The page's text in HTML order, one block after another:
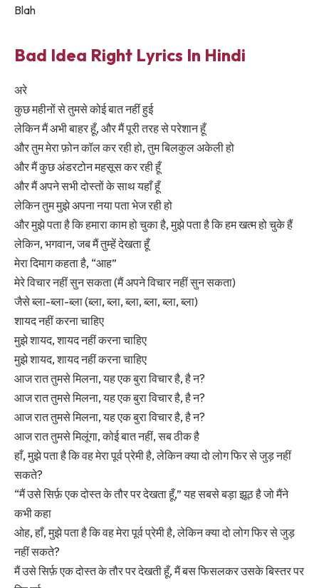
Blah
Bad Idea Right Lyrics In Hindi
अरे
कुछ महीनों से तुमसे कोई बात नहीं हुई
लेकिन मैं अभी बाहर हूँ, और मैं पूरी तरह से परेशान हूँ
और तुम मेरा फ़ोन कॉल कर रही हो, तुम बिलकुल अकेली हो
और मैं कुछ अंडरटोन महसूस कर रही हूँ
और मैं अपने सभी दोस्तों के साथ यहाँ हूँ
लेकिन तुम मुझे अपना नया पता भेज रही हो
और मुझे पता है कि हमारा काम हो चुका है, मुझे पता है कि हम खत्म हो चुके हैं
लेकिन, भगवान, जब मैं तुम्हें देखता हूँ
मेरा दिमाग कहता है, “आह”
मेरे विचार नहीं सुन सकता (मैं अपने विचार नहीं सुन सकता)
जैसे ब्ला-ब्ला-ब्ला (ब्ला, ब्ला, ब्ला, ब्ला, ब्ला, ब्ला)
शायद नहीं करना चाहिए
मुझे शायद, शायद नहीं करना चाहिए
मुझे शायद, शायद नहीं करना चाहिए
आज रात तुमसे मिलना, यह एक बुरा विचार है, है न?
आज रात तुमसे मिलना, यह एक बुरा विचार है, है न?
आज रात तुमसे मिलना, यह एक बुरा विचार है, है न?
आज रात तुमसे मिलूंगा, कोई बात नहीं, सब ठीक है
हाँ, मुझे पता है कि वह मेरा पूर्व प्रेमी है, लेकिन क्या दो लोग फिर से जुड़ नहीं
सकते?
“मैं उसे सिर्फ़ एक दोस्त के तौर पर देखता हूँ,” यह सबसे बड़ा झूठ है जो मैंने
कभी कहा
ओह, हाँ, मुझे पता है कि वह मेरा पूर्व प्रेमी है, लेकिन क्या दो लोग फिर से जुड़
नहीं सकते?
मैं उसे सिर्फ़ एक दोस्त के तौर पर देखती हूँ, मैं बस फिसलकर उसके बिस्तर पर